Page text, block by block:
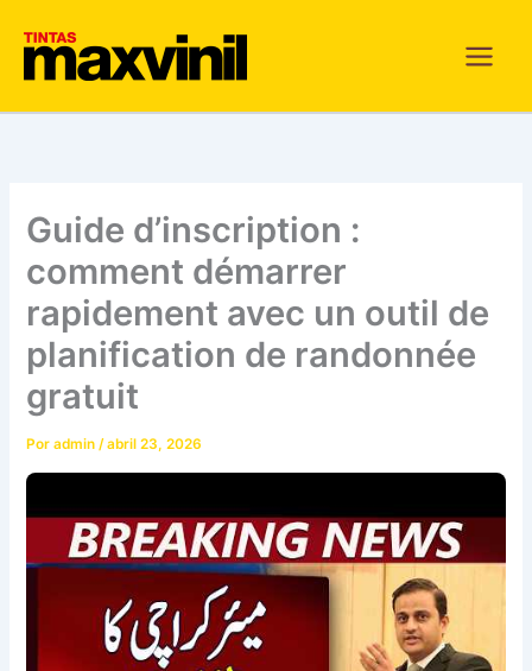
para
Guide d’inscription :
comment démarrer
rapidement avec un outil de
planification de randonnée
gratuit
Poradmin/abril 23, 2026